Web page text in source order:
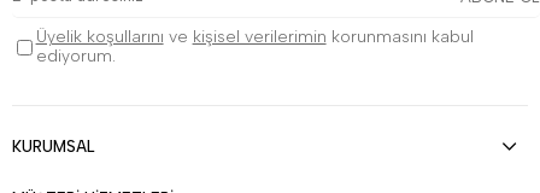
Üyelik koşullarını ve kişisel verilerimin korunmasını kabul
ediyorum.
KURUMSAL